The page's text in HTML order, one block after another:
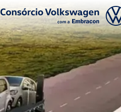
Logo Consórcio Volkswagen com a